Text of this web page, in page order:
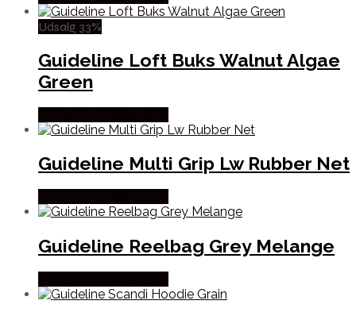
Udsalg 33%
Guideline Loft Buks Walnut Algae
Green
Guideline Multi Grip Lw Rubber Net
Guideline Reelbag Grey Melange